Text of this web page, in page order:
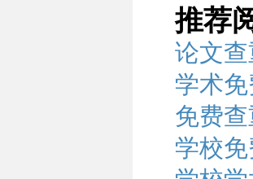
推荐
论文
学术
免费
学校